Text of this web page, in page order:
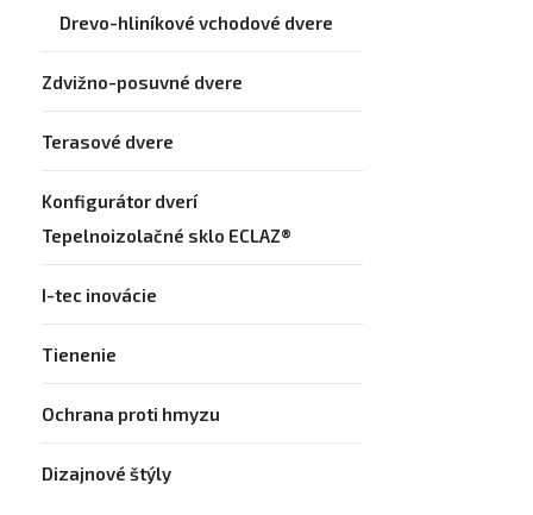
Drevo-hliníkové vchodové dvere
Zdvižno-posuvné dvere
Terasové dvere
Konfigurátor dverí
Tepelnoizolačné sklo ECLAZ®
I-tec inovácie
Tienenie
Ochrana proti hmyzu
Dizajnové štýly